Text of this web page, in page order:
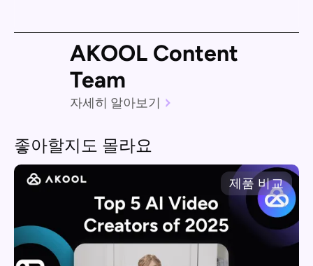
AKOOL Content
Team
자세히 알아보기
좋아할지도 몰라요
제품 비교